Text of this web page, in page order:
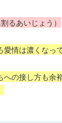
るあいじょう）
情は濃くなっ
の接し方も余